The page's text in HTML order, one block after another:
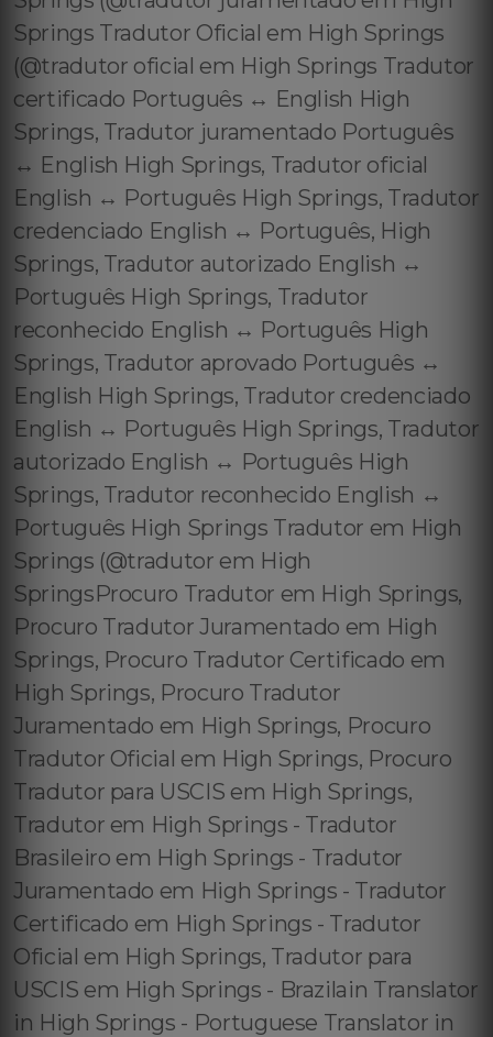
Springs Tradutor Oficial em High Springs
(@tradutor oficial em High Springs Tradutor
certificado Português ↔️ English High
Springs, Tradutor juramentado Português
↔️ English High Springs, Tradutor oficial
English ↔️ Português High Springs, Tradutor
credenciado English ↔️ Português, High
Springs, Tradutor autorizado English ↔️
Português High Springs, Tradutor
reconhecido English ↔️ Português High
Springs, Tradutor aprovado Português ↔️
English High Springs, Tradutor credenciado
English ↔️ Português High Springs, Tradutor
autorizado English ↔️ Português High
Springs, Tradutor reconhecido English ↔️
Português High Springs Tradutor em High
Springs (@tradutor em High
SpringsProcuro Tradutor em High Springs,
Procuro Tradutor Juramentado em High
Springs, Procuro Tradutor Certificado em
High Springs, Procuro Tradutor
Juramentado em High Springs, Procuro
Tradutor Oficial em High Springs, Procuro
Tradutor para USCIS em High Springs,
Tradutor em High Springs - Tradutor
Brasileiro em High Springs - Tradutor
Juramentado em High Springs - Tradutor
Certificado em High Springs - Tradutor
Oficial em High Springs, Tradutor para
USCIS em High Springs - Brazilain Translator
in High Springs - Portuguese Translator in